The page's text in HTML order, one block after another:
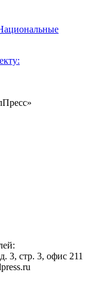
3, стр. 3, офис 211